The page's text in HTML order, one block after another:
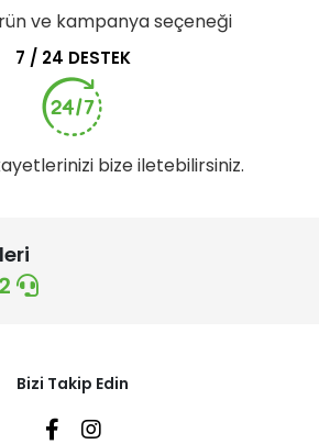
ve kampanya seçeneği
7 / 24 DESTEK
bize iletebilirsiniz.
Bizi Takip Edin